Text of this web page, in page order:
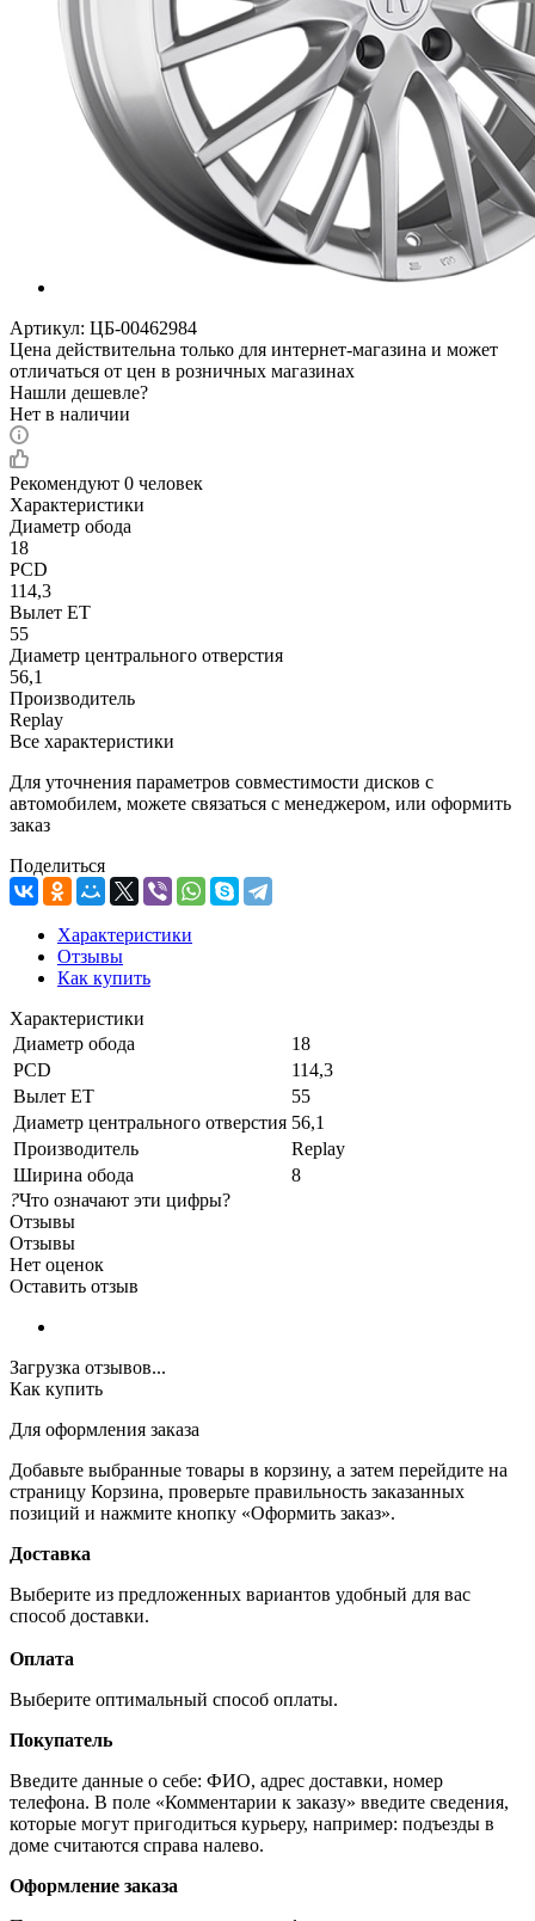
Артикул: ЦБ-00462984
Цена действительна только для интернет-магазина и может
отличаться от цен в розничных магазинах
Нашли дешевле?
Нет в наличии
Рекомендуют 0 человек
Характеристики
Диаметр обода
18
PCD
114,3
Вылет ET
55
Диаметр центрального отверстия
56,1
Производитель
Replay
Все характеристики
Для уточнения параметров совместимости дисков с
автомобилем, можете связаться с менеджером, или оформить
заказ
Поделиться
Характеристики
Отзывы
Как купить
Характеристики
Диаметр обода
18
PCD
114,3
Вылет ET
55
Диаметр центрального отверстия 56,1
Производитель
Replay
Ширина обода
8
?Что означают эти цифры?
Отзывы
Отзывы
Нет оценок
Оставить отзыв
Загрузка отзывов...
Как купить
Для оформления заказа
Добавьте выбранные товары в корзину, а затем перейдите на
страницу Корзина, проверьте правильность заказанных
позиций и нажмите кнопку «Оформить заказ».
Доставка
Выберите из предложенных вариантов удобный для вас
способ доставки.
Оплата
Выберите оптимальный способ оплаты.
Покупатель
Введите данные о себе: ФИО, адрес доставки, номер
телефона. В поле «Комментарии к заказу» введите сведения,
которые могут пригодиться курьеру, например: подъезды в
доме считаются справа налево.
Оформление заказа